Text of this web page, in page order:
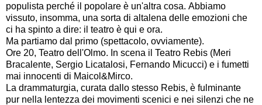
populista perché il popolare è un'altra cosa. Abbiamo
vissuto, insomma, una sorta di altalena delle emozioni che
ci ha spinto a dire: il teatro è qui e ora.
Ma partiamo dal primo (spettacolo, ovviamente).
Ore 20, Teatro dell'Olmo. In scena il Teatro Rebis (Meri
Bracalente, Sergio Licatalosi, Fernando Micucci) e i fumetti
mai innocenti di Maicol&Mirco.
La drammaturgia, curata dallo stesso Rebis, è fulminante
pur nella lentezza dei movimenti scenici e nei silenzi che ne